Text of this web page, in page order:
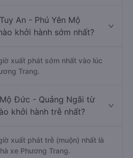
An - Phú Yên Mộ
khởi hành sớm nhất?
xuất phát sớm nhất vào lúc
Trang.
Đức - Quảng Ngãi từ
khởi hành trễ nhất?
xuất phát trễ (muộn) nhất là
xe Phương Trang.